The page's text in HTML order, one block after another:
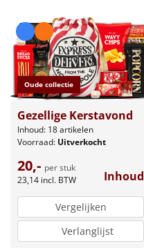
Oude collectie
Gezellige Kerstavond
Inhoud: 18 artikelen
Voorraad: Uitverkocht
20,- per stuk
23,14 incl. BTW Inhoud
Vergelijken
Verlanglijst